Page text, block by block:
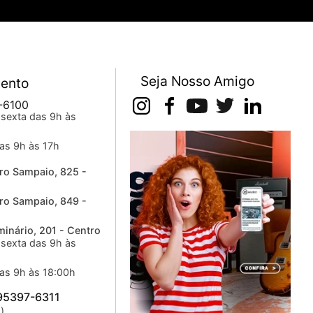
das 9h às
9h às 17h
Sampaio, 825 -
Sampaio, 849 -
201 - Centro
das 9h às
9h às 18:00h
6311
Seja Nosso Amigo